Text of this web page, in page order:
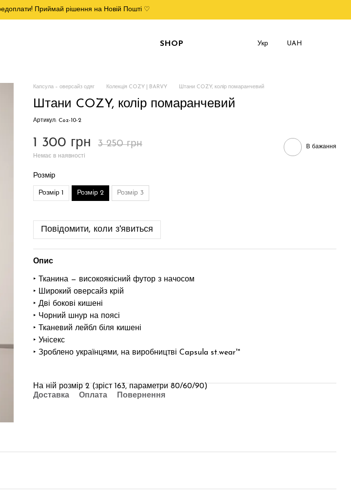
Приймай рішення на Новій Пошті ♡
SHOP Укр UAH
Капсула – оверсайз одяг Колекція COZY | BARVY Штани COZY, колір помаранчевий
Штани COZY, колір помаранчевий
Артикул: Coz-10-2
1 300 грн 3 250 грн
Немає в наявності
В бажання
Розмір
Розмір 1 Розмір 2 Розмір 3
Повідомити, коли з'явиться
Опис
‣ Тканина — високоякісний футор з начосом
‣ Широкий оверсайз крій
‣ Дві бокові кишені
‣ Чорний шнур на поясі
‣ Тканевий лейбл біля кишені
‣ Унісекс
‣ Зроблено українцями, на виробництві Capsula st.wear™
На ній розмір 2 (зріст 163, параметри 80/60/90)
Доставка
Оплата Повернення